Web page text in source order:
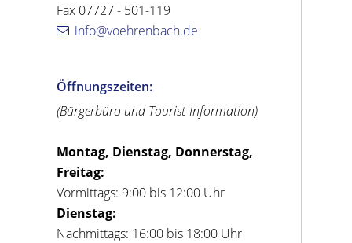
Fax 07727 - 501-119
info@voehrenbach.de
Öffnungszeiten:
(Bürgerbüro und Tourist-Information)
Montag, Dienstag, Donnerstag,
Freitag:
Vormittags: 9:00 bis 12:00 Uhr
Dienstag:
Nachmittags: 16:00 bis 18:00 Uhr